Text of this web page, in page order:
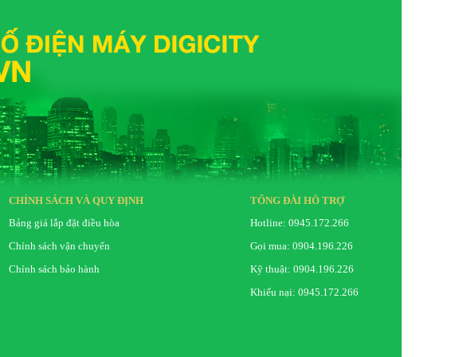
Bảo hành
KÍCH THƯỚC
Có Chân đế (mm)
Không Có Chân đế (mm) 954.5*558.3*88.2
TRỌNG LƯỢNG
Có Chân Đế (Kg) 6kg
Không Có Chân Đế (Kg)
CHÍNH SÁCH VÀ QUY ĐỊNH
Bảng giá lắp đặt điều hòa
Chính sách vận chuyển
Chính sách bảo hành
TỔNG ĐÀI HỖ TRỢ
Hotline: 0945.172.266
Gọi mua: 0904.196.226
Kỹ thuật: 0904.196.226
Khiếu nại: 0945.172.266